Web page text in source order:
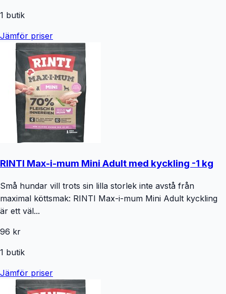
1 butik
Jämför priser
RINTI Max-i-mum Mini Adult med kyckling -1 kg
Små hundar vill trots sin lilla storlek inte avstå från
maximal köttsmak: RINTI Max-i-mum Mini Adult kyckling
är ett väl...
96 kr
1 butik
Jämför priser